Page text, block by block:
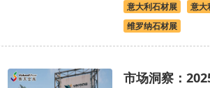
意大利石材展
意大
维罗纳石材展
市场洞察：